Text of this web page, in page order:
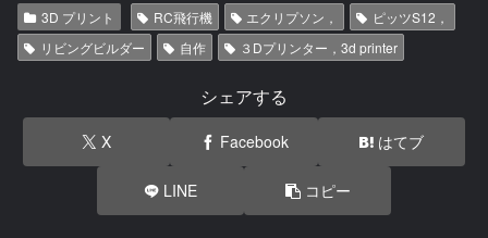
3D プリント RC飛行機 エクリプソン，
ピッツS12，
リビングビルダー
自作 ３Dプリンター，3d printer
シェアする
X Facebook はてブ
LINE コピー